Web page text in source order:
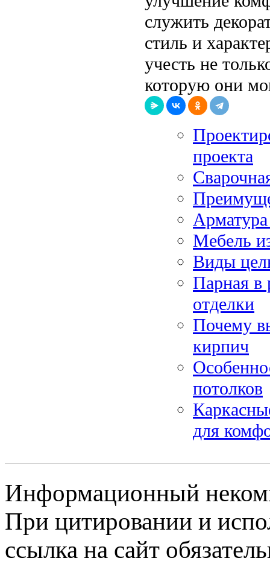
служить
стиль и
учесть не
которую они
проекта
Мебель
Виды
Парная в
отделки
Почему
кирпич
потолков
для
Информационный
При цитировании и
ссылка на сайт